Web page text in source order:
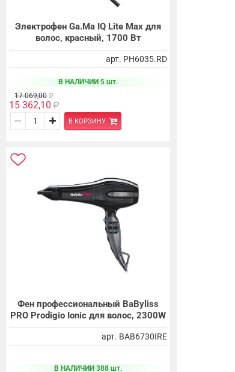
Электрофен Ga.Ma IQ Lite Max для
волос, красный, 1700 Вт
арт. PH6035.RD
В НАЛИЧИИ 5 шт.
17 069,00
15 362,10
В КОРЗИНУ
Фен профессиональный BaByliss
PRO Prodigio Ionic для волос, 2300W
арт. BAB6730IRE
В НАЛИЧИИ 388 шт.